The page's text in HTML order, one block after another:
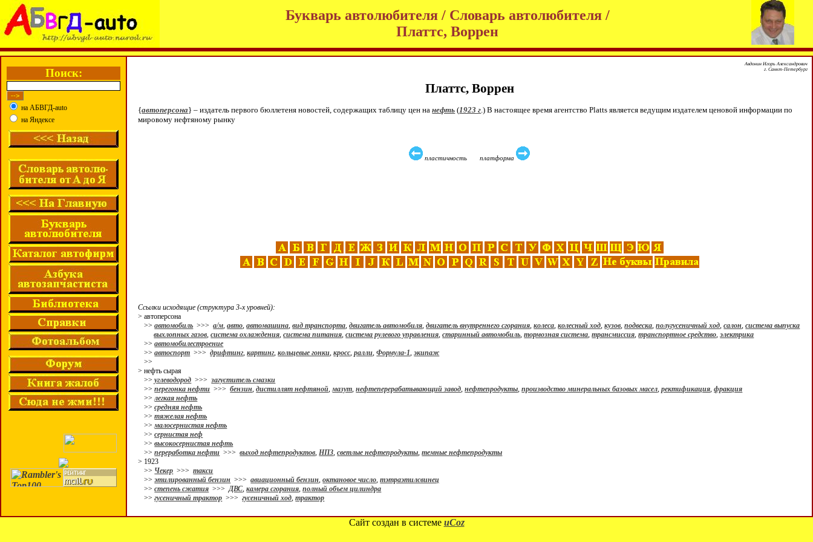
Букварь автолюбителя / Словарь автолюбителя /
Платтс, Воррен
Поиск:
на АБВГД-auto
на Яндексе
Авдонин Игорь Александрович
г. Санкт-Петербург
Платтс, Воррен
{автоперсона} – издатель первого бюллетеня новостей, содержащих таблицу цен нанефть (1923 г.) В настоящее время агентство Platts является ведущим издателем ценовой информации по
мировому нефтяному рынку
пластичность платформа
Ссылки исходящие (структура 3-х уровней):
> автоперсона
>>автомобиль >>>а/м,авто,автомашина,вид транспорта,двигатель автомобиля,двигатель внутреннего сгорания,колеса,колесный ход,кузов,подвеска,полугусеничный ход,салон,система выпуска
выхлопных газов,система охлаждения,система питания,система рулевого управления,старинный автомобиль,тормозная система,трансмиссия,транспортное средство,электрика
>>автомобилестроение
>>автоспорт >>>дрифтинг,картинг,кольцевые гонки,кросс,ралли,Формула-1,экипаж
>>
> нефть сырая
>>углеводород >>>загуститель смазки
>>перегонка нефти >>>бензин,дистиллят нефтяной,мазут,нефтеперерабатывающий завод,нефтепродукты,производство минеральных базовых масел,ректификация,фракция
>>легкая нефть
>>средняя нефть
>>тяжелая нефть
>>малосернистая нефть
>>сернистая неф
>>высокосернистая нефть
>>переработка нефти >>>выход нефтепродуктов,НПЗ,светлые нефтепродукты,темные нефтепродукты
> 1923
>> Чекер >>>такси
>>этилированный бензин >>>авиационный бензин,октановое число,тэтраэтилсвинец
>>степень сжатия >>>ДВС,камера сгорания,полный объем цилиндра
>>гусеничный трактор >>>гусеничный ход,трактор
Сайт создан в системе uCoz